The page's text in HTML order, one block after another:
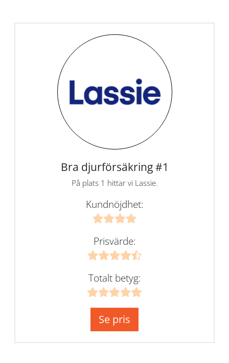
Bra djurförsäkring #1
På plats 1 hittar vi Lassie.
Kundnöjdhet:
Prisvärde:
Totalt betyg:
Se pris